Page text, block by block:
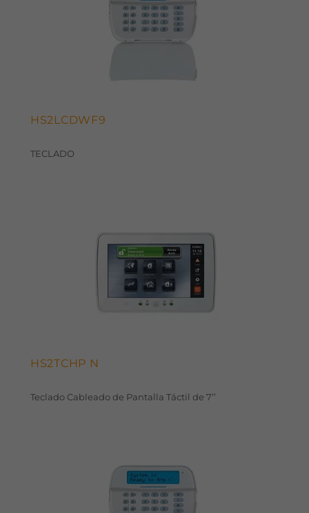
HS2LCDWF9
TECLADO
HS2TCHP N
Teclado Cableado de Pantalla Táctil de 7’’